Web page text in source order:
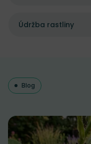
Údržba rastliny
Blog